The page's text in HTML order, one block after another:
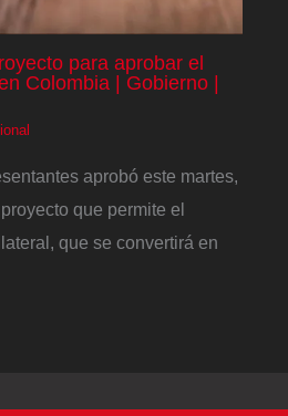
para aprobar el
Colombia | Gobierno |
aprobó este martes,
que permite el
que se convertirá en